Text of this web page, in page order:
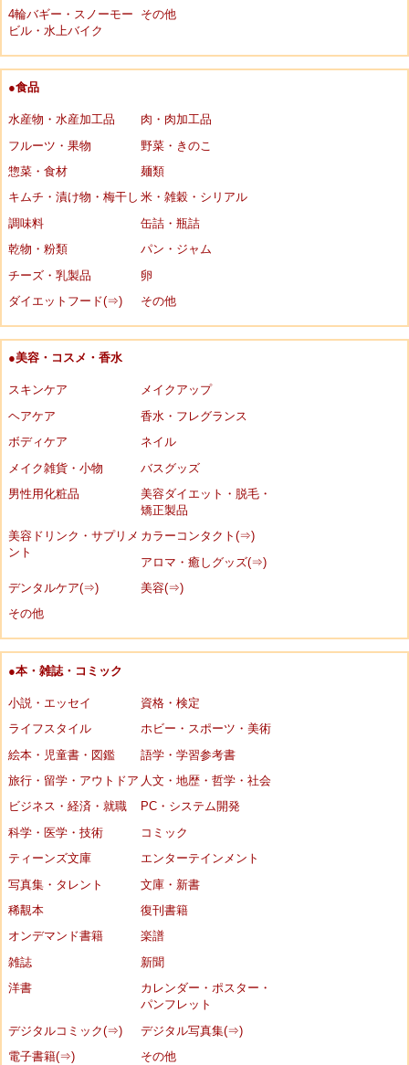
4輪バギー・スノーモー
ビル・水上バイク
その他
●食品
水産物・水産加工品
肉・肉加工品
フルーツ・果物
野菜・きのこ
惣菜・食材
麺類
キムチ・漬け物・梅干し 米・雑穀・シリアル
調味料
缶詰・瓶詰
乾物・粉類
パン・ジャム
チーズ・乳製品
卵
ダイエットフード(⇒)
その他
●美容・コスメ・香水
スキンケア
メイクアップ
ヘアケア
香水・フレグランス
ボディケア
ネイル
メイク雑貨・小物
バスグッズ
男性用化粧品
美容ダイエット・脱毛・
矯正製品
美容ドリンク・サプリメ
ント
カラーコンタクト(⇒)
アロマ・癒しグッズ(⇒)
デンタルケア(⇒)
美容(⇒)
その他
●本・雑誌・コミック
小説・エッセイ
資格・検定
ライフスタイル
ホビー・スポーツ・美術
絵本・児童書・図鑑
語学・学習参考書
旅行・留学・アウトドア 人文・地歴・哲学・社会
ビジネス・経済・就職
PC・システム開発
科学・医学・技術
コミック
ティーンズ文庫
エンターテインメント
写真集・タレント
文庫・新書
稀覯本
復刊書籍
オンデマンド書籍
楽譜
雑誌
新聞
洋書
カレンダー・ポスター・
パンフレット
デジタルコミック(⇒)
デジタル写真集(⇒)
電子書籍(⇒)
その他